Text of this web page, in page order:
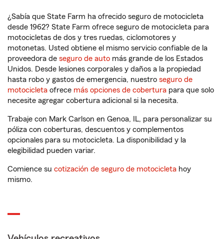
¿Sabía que State Farm ha ofrecido seguro de motocicleta
desde 1962? State Farm ofrece seguro de motocicleta para
motocicletas de dos y tres ruedas, ciclomotores y
motonetas. Usted obtiene el mismo servicio confiable de la
proveedora de seguro de auto más grande de los Estados
Unidos. Desde lesiones corporales y daños a la propiedad
hasta robo y gastos de emergencia, nuestro seguro de
motocicleta ofrece más opciones de cobertura para que solo
necesite agregar cobertura adicional si la necesita.
Trabaje con Mark Carlson en Genoa, IL, para personalizar su
póliza con coberturas, descuentos y complementos
opcionales para su motocicleta. La disponibilidad y la
elegibilidad pueden variar.
Comience su cotización de seguro de motocicleta hoy
mismo.